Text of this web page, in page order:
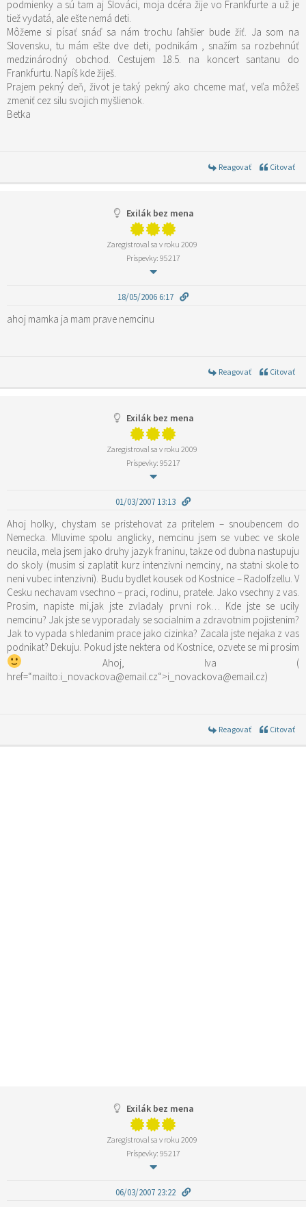
podmienky a sú tam aj Slováci, moja dcéra žije vo Frankfurte a už je
tiež vydatá, ale ešte nemá deti.
Môžeme si písať snáď sa nám trochu ľahšier bude žiť. Ja som na
Slovensku, tu mám ešte dve deti, podnikám , snažím sa rozbehnúť
medzinárodný obchod. Cestujem 18.5. na koncert santanu do
Frankfurtu. Napíš kde žiješ.
Prajem pekný deň, život je taký pekný ako chceme mať, veľa môžeš
zmeniť cez silu svojich myšlienok.
Betka
Reagovať Citovať
Exilák bez mena
Zaregistroval sa v roku 2009
Príspevky: 95217
18/05/2006 6:17
ahoj mamka ja mam prave nemcinu
Reagovať Citovať
Exilák bez mena
Zaregistroval sa v roku 2009
Príspevky: 95217
01/03/2007 13:13
Ahoj holky, chystam se pristehovat za pritelem – snoubencem do
Nemecka. Mluvime spolu anglicky, nemcinu jsem se vubec ve skole
neucila, mela jsem jako druhy jazyk franinu, takze od dubna nastupuju
do skoly (musim si zaplatit kurz intenzivni nemciny, na statni skole to
neni vubec intenzivni). Budu bydlet kousek od Kostnice – Radolfzellu. V
Cesku nechavam vsechno – praci, rodinu, pratele. Jako vsechny z vas.
Prosim, napiste mi,jak jste zvladaly prvni rok… Kde jste se ucily
nemcinu? Jak jste se vyporadaly se socialnim a zdravotnim pojistenim?
Jak to vypada s hledanim prace jako cizinka? Zacala jste nejaka z vas
Ahoj, Iva (
href=“mailto:i_novackova@email.cz“>i_novackova@email.cz)
Reagovať Citovať
Exilák bez mena
Zaregistroval sa v roku 2009
Príspevky: 95217
06/03/2007 23:22